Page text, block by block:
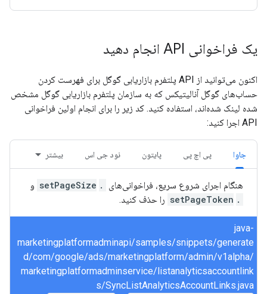
یک فراخوانی API انجام دهید
اکنون می‌توانید از API پلتفرم بازاریابی گوگل برای فهرست کردن
حساب‌های گوگل آنالیتیکس که به سازمان پلتفرم بازاریابی گوگل مشخص
شده لینک شده‌اند، استفاده کنید. کد زیر را برای انجام اولین فراخوانی
API اجرا کنید:
جاوا پی اچ پی پایتون نود جی اس بیشتر
هنگام اجرای شروع سریع، فراخوانی‌های .setPageSize
.setPageToken
java-
marketingplatformadminapi/samples/snippets/generate
d/com/google/ads/marketingplatform/admin/v1alpha/
marketingplatformadminservice/listanalyticsaccountlink
s/SyncListAnalyticsAccountLinks.java